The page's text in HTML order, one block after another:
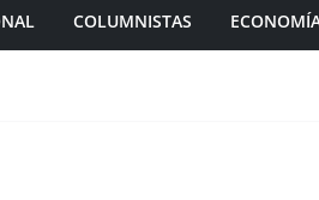
COLUMNISTAS